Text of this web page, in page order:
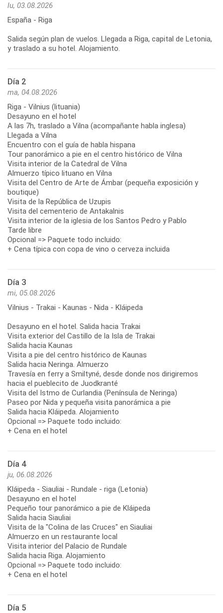
lu, 03.08.2026
España - Riga
Salida según plan de vuelos. Llegada a Riga, capital de Letonia,
y traslado a su hotel. Alojamiento.
Día 2
ma, 04.08.2026
Riga - Vilnius (lituania)
Desayuno en el hotel
A las 7h, traslado a Vilna (acompañante habla inglesa)
Llegada a Vilna
Encuentro con el guía de habla hispana
Tour panorámico a pie en el centro histórico de Vilna
Visita interior de la Catedral de Vilna
Almuerzo típico lituano en Vilna
Visita del Centro de Arte de Ámbar (pequeña exposición y
boutique)
Visita de la República de Uzupis
Visita del cementerio de Antakalnis
Visita interior de la iglesia de los Santos Pedro y Pablo
Tarde libre
Opcional => Paquete todo incluido:
+ Cena típica con copa de vino o cerveza incluida
Día 3
mi, 05.08.2026
Vilnius - Trakai - Kaunas - Nida - Kláipeda
Desayuno en el hotel. Salida hacia Trakai
Visita exterior del Castillo de la Isla de Trakai
Salida hacia Kaunas
Visita a pie del centro histórico de Kaunas
Salida hacia Neringa. Almuerzo
Travesía en ferry a Smiltyné, desde donde nos dirigiremos
hacia el pueblecito de Juodkranté
Visita del Istmo de Curlandia (Península de Neringa)
Paseo por Nida y pequeña visita panorámica a pie
Salida hacia Kláipeda. Alojamiento
Opcional => Paquete todo incluido:
+ Cena en el hotel
Día 4
ju, 06.08.2026
Kláipeda - Siauliai - Rundale - riga (Letonia)
Desayuno en el hotel
Pequeño tour panorámico a pie de Kláipeda
Salida hacia Siauliai
Visita de la "Colina de las Cruces" en Siauliai
Almuerzo en un restaurante local
Visita interior del Palacio de Rundale
Salida hacia Riga. Alojamiento
Opcional => Paquete todo incluido:
+ Cena en el hotel
Día 5